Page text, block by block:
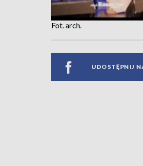
Fot. arch.
UDOSTĘPNIJ